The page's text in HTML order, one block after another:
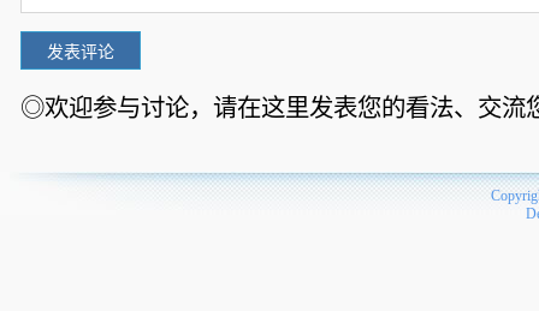
◎欢迎参与讨论，请在这里发表您的看法、交流